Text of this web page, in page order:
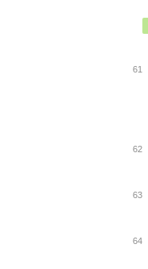
61
62
63
64